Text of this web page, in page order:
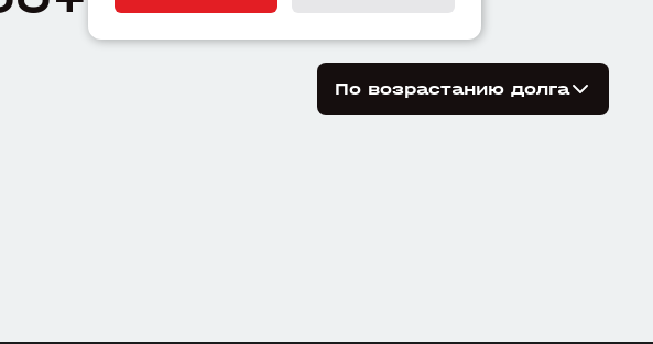
По возрастанию долга